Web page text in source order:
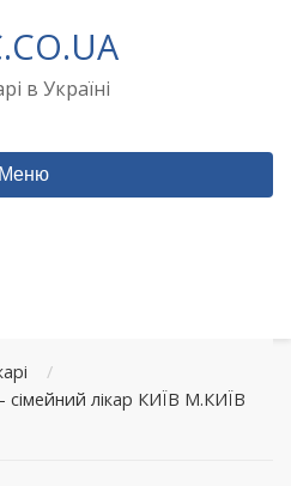
в Україні
Меню
/
сімейний лікар КИЇВ М.КИЇВ